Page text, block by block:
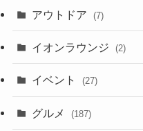
アウトドア (7)
イオンラウンジ (2)
イベント (27)
グルメ (187)